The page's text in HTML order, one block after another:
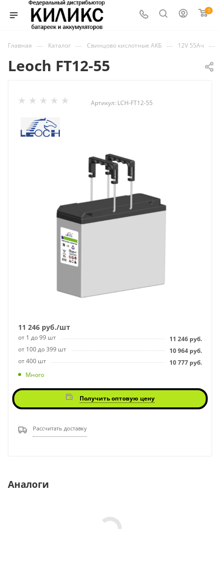
0
Главная — Каталог — Свинцово кислотные АКБ — 12V 55Ач —
Leoch FT12-55
Артикул: LCH-FT12-55
11 246 руб./шт
от 1 до 99 шт 11 246 руб.
от 100 до 399 шт
10 964 руб.
от 400 шт
10 777 руб.
Много
Получить оптовую цену
Рассчитать доставку
Аналоги